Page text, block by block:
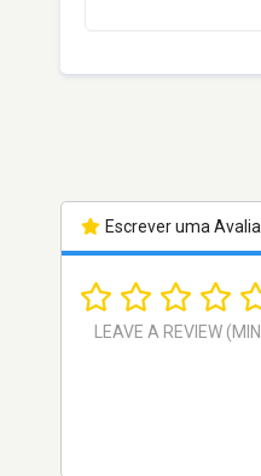
Escrever uma